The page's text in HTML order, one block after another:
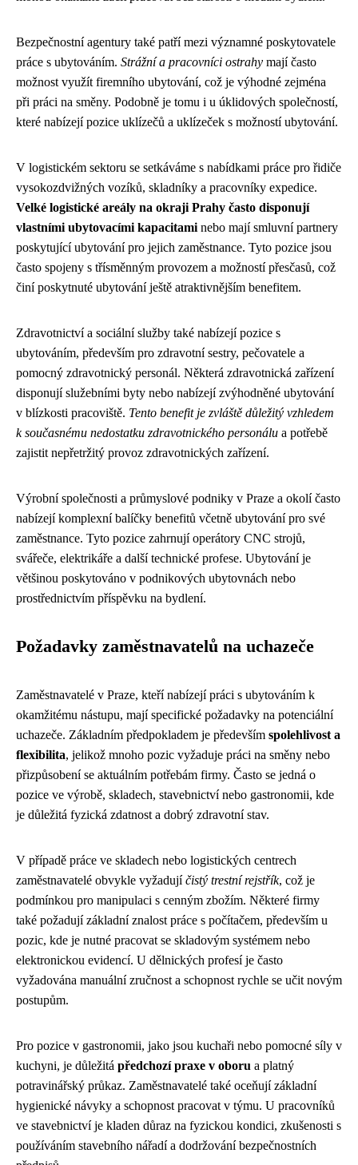
Bezpečnostní agentury také patří mezi významné poskytovatele
práce s ubytováním. Strážní a pracovníci ostrahy mají často
možnost využít firemního ubytování, což je výhodné zejména
při práci na směny. Podobně je tomu i u úklidových společností,
které nabízejí pozice uklízečů a uklízeček s možností ubytování.
V logistickém sektoru se setkáváme s nabídkami práce pro řidiče
vysokozdvižných vozíků, skladníky a pracovníky expedice.
Velké logistické areály na okraji Prahy často disponují
vlastními ubytovacími kapacitami nebo mají smluvní partnery
poskytující ubytování pro jejich zaměstnance. Tyto pozice jsou
často spojeny s třísměnným provozem a možností přesčasů, což
činí poskytnuté ubytování ještě atraktivnějším benefitem.
Zdravotnictví a sociální služby také nabízejí pozice s
ubytováním, především pro zdravotní sestry, pečovatele a
pomocný zdravotnický personál. Některá zdravotnická zařízení
disponují služebními byty nebo nabízejí zvýhodněné ubytování
v blízkosti pracoviště. Tento benefit je zvláště důležitý vzhledem
k současnému nedostatku zdravotnického personálu a potřebě
zajistit nepřetržitý provoz zdravotnických zařízení.
Výrobní společnosti a průmyslové podniky v Praze a okolí často
nabízejí komplexní balíčky benefitů včetně ubytování pro své
zaměstnance. Tyto pozice zahrnují operátory CNC strojů,
svářeče, elektrikáře a další technické profese. Ubytování je
většinou poskytováno v podnikových ubytovnách nebo
prostřednictvím příspěvku na bydlení.
Požadavky zaměstnavatelů na uchazeče
Zaměstnavatelé v Praze, kteří nabízejí práci s ubytováním k
okamžitému nástupu, mají specifické požadavky na potenciální
uchazeče. Základním předpokladem je především spolehlivost a
flexibilita, jelikož mnoho pozic vyžaduje práci na směny nebo
přizpůsobení se aktuálním potřebám firmy. Často se jedná o
pozice ve výrobě, skladech, stavebnictví nebo gastronomii, kde
je důležitá fyzická zdatnost a dobrý zdravotní stav.
V případě práce ve skladech nebo logistických centrech
zaměstnavatelé obvykle vyžadujíčistý trestní rejstřík, což je
podmínkou pro manipulaci s cenným zbožím. Některé firmy
také požadují základní znalost práce s počítačem, především u
pozic, kde je nutné pracovat se skladovým systémem nebo
elektronickou evidencí. U dělnických profesí je často
vyžadována manuální zručnost a schopnost rychle se učit novým
postupům.
Pro pozice v gastronomii, jako jsou kuchaři nebo pomocné síly v
kuchyni, je důležitá předchozí praxe v oboru a platný
potravinářský průkaz. Zaměstnavatelé také oceňují základní
hygienické návyky a schopnost pracovat v týmu. U pracovníků
ve stavebnictví je kladen důraz na fyzickou kondici, zkušenosti s
používáním stavebního nářadí a dodržování bezpečnostních